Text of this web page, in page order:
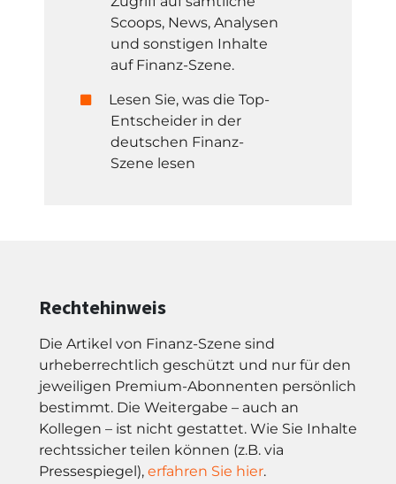
Scoops, News, Analysen
und sonstigen Inhalte
auf Finanz-Szene.
Lesen Sie, was die Top-
Entscheider in der
deutschen Finanz-
Szene lesen
Rechtehinweis
Die Artikel von Finanz-Szene sind
urheberrechtlich geschützt und nur für den
jeweiligen Premium-Abonnenten persönlich
bestimmt. Die Weitergabe – auch an
Kollegen – ist nicht gestattet. Wie Sie Inhalte
rechtssicher teilen können (z.B. via
Pressespiegel), erfahren Sie hier.